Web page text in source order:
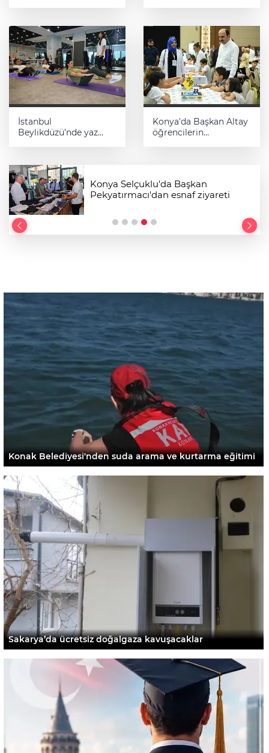
İstanbul
Beylikdüzü’nde yaz
Konya'da Başkan Altay
öğrencilerin
Konya Selçuklu'da Başkan
Pekyatırmacı'dan esnaf ziyareti
Konak Belediyesi'nden suda arama ve kurtarma eğitimi
Sakarya’da ücretsiz doğalgaza kavuşacaklar